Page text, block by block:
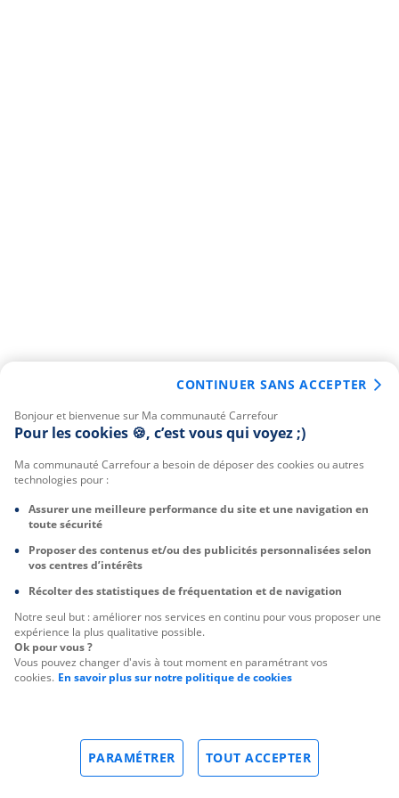
Bonjour et bienvenue sur Ma communauté Carrefour
Pour les cookies 🍪, c’est vous qui voyez ;)
Ma communauté Carrefour a besoin de déposer des cookies ou autres
technologies pour :
Assurer une meilleure performance du site et une navigation en
toute sécurité
Proposer des contenus et/ou des publicités personnalisées selon
vos centres d’intérêts
Récolter des statistiques de fréquentation et de navigation
Notre seul but : améliorer nos services en continu pour vous proposer une
expérience la plus qualitative possible.
Ok pour vous ?
Vous pouvez changer d'avis à tout moment en paramétrant vos
cookies. En savoir plus sur notre politique de cookies
TOUT ACCEPTER
PARAMÉTRER
CONTINUER SANS ACCEPTER